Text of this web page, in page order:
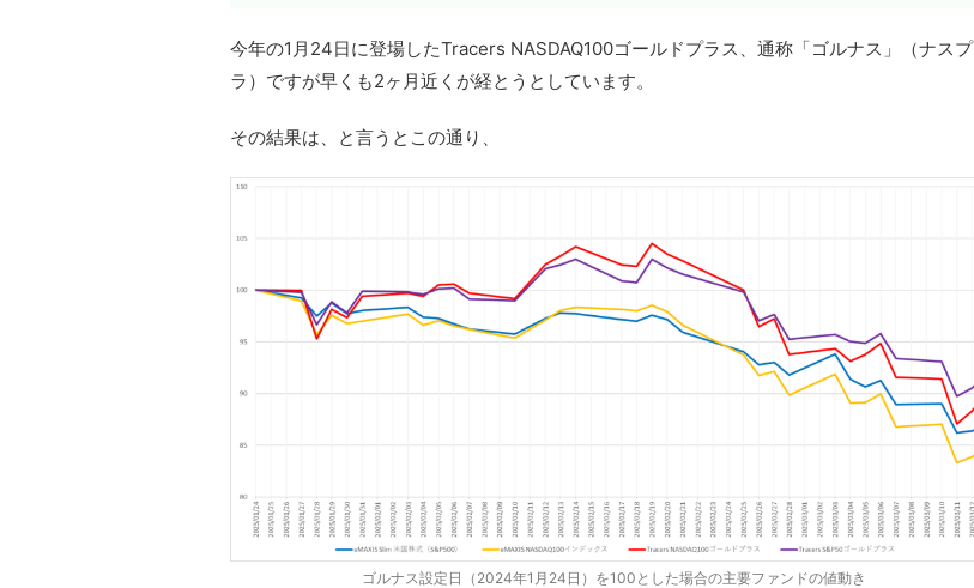
今年の1月24日に登場したTracers NASDAQ100ゴールドプラス、通称「ゴルナス」（ナスプ
ラ）ですが早くも2ヶ月近くが経とうとしています。
その結果は、と言うとこの通り、
ゴルナス設定日（2024年1月24日）を100とした場合の主要ファンドの値動き